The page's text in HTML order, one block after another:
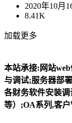
2020年10月
8.41K
加载更多
本站承接:网站
与调试;服务器部
各财务软件安装
等）;OA系列,客